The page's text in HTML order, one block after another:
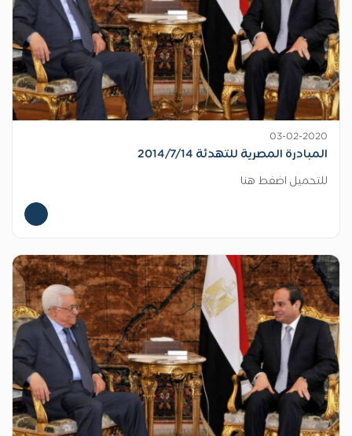
03-02-2020
المبادرة المصرية للتهدئة 2014/7/14
للتحميل اضغط هنا